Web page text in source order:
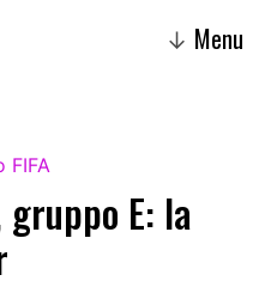
↓ Menu
FIFA
E: la